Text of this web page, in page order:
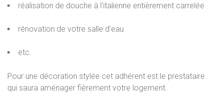
réalisation de douche à l'italienne entièrement carrelée
rénovation de votre salle d'eau
etc.
Pour une décoration stylée cet adhérent est le prestataire
qui saura aménager fièrement votre logement.